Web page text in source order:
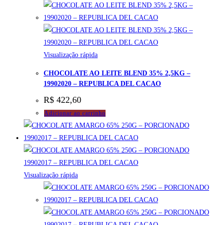
Visualização rápida
CHOCOLATE AO LEITE BLEND 35% 2,5KG –
19902020 – REPUBLICA DEL CACAO
R$ 422,60
Adicionar ao carrinho
Visualização rápida